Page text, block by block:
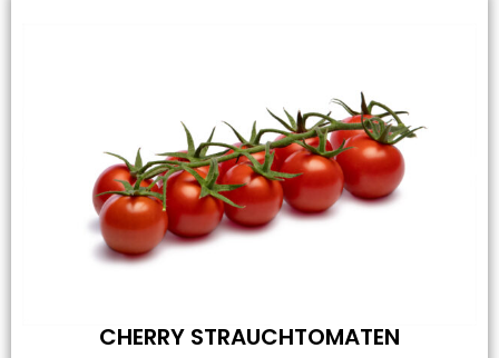
CHERRY STRAUCHTOMATEN